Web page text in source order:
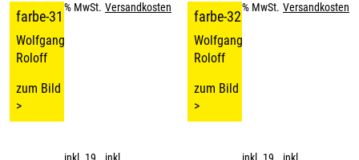
farbe-31
Wolfgang
Roloff
zum Bild
>
% MwSt. Versandkosten
farbe-32
Wolfgang
Roloff
zum Bild
>
% MwSt. Versandkosten